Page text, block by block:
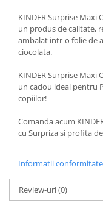
KINDER Surprise Maxi
un produs de calitate,
ambalat intr-o folie de
ciocolata.
KINDER Surprise Maxi
un cadou ideal pentru
copiilor!
Comanda acum
cu Surpriza si profita
Informatii
Review-uri(0)